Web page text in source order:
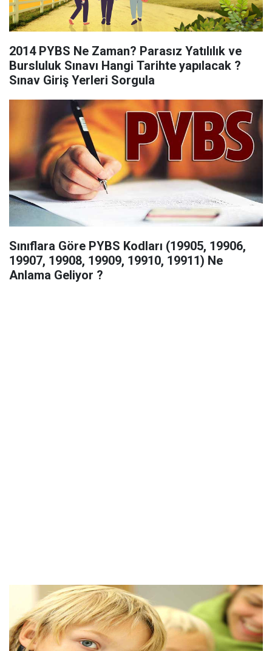
2014 PYBS Ne Zaman? Parasız Yatılılık ve
Bursluluk Sınavı Hangi Tarihte yapılacak ?
Sınav Giriş Yerleri Sorgula
Sınıflara Göre PYBS Kodları (19905, 19906,
19907, 19908, 19909, 19910, 19911) Ne
Anlama Geliyor ?